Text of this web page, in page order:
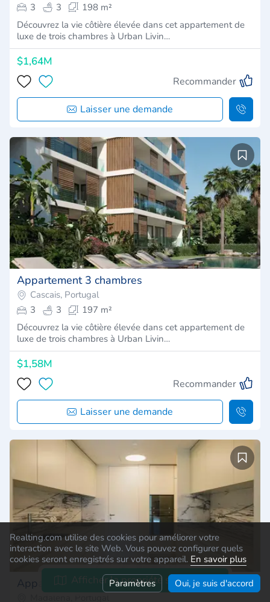
Realting.com utilise des cookies pour améliorer votre
interaction avec le site Web. Vous pouvez configurer quels
cookies seront enregistrés sur votre appareil. En savoir plus
Paramètres
Oui, je suis d'accord
Afficher la propriété sur la carte
3
3
198 m²
Découvrez la vie côtière élevée dans cet appartement de
luxe de trois chambres à Urban Livin…
$1,64M
Recommander
Laisser une demande
Appartement 3 chambres
Cascais, Portugal
3
3
197 m²
Découvrez la vie côtière élevée dans cet appartement de
luxe de trois chambres à Urban Livin…
$1,58M
Recommander
Laisser une demande
Appartement 3 chambres